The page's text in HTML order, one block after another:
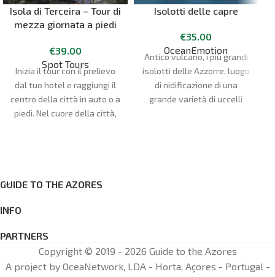
Isola di Terceira – Tour di
mezza giornata a piedi
€39.00
Spot Tours
Inizia il tour con il prelievo
dal tuo hotel e raggiungi il
centro della città in auto o a
piedi. Nel cuore della città,
Cattedrale di Angra do
controverse, e il Palácio dos
Capitaes Generais (ingresso
facoltativo), che fu
Isolotti delle capre
€35.00
OceanEmotion
Antico vulcano, i più grandi
isolotti delle Azzorre, luogo
di nidificazione di una
grande varietà di uccelli
GUIDE TO THE AZORES
INFO
PARTNERS
Copyright © 2019 - 2026 Guide to the Azores
A project by OceaNetwork, LDA - Horta, Açores - Portugal -